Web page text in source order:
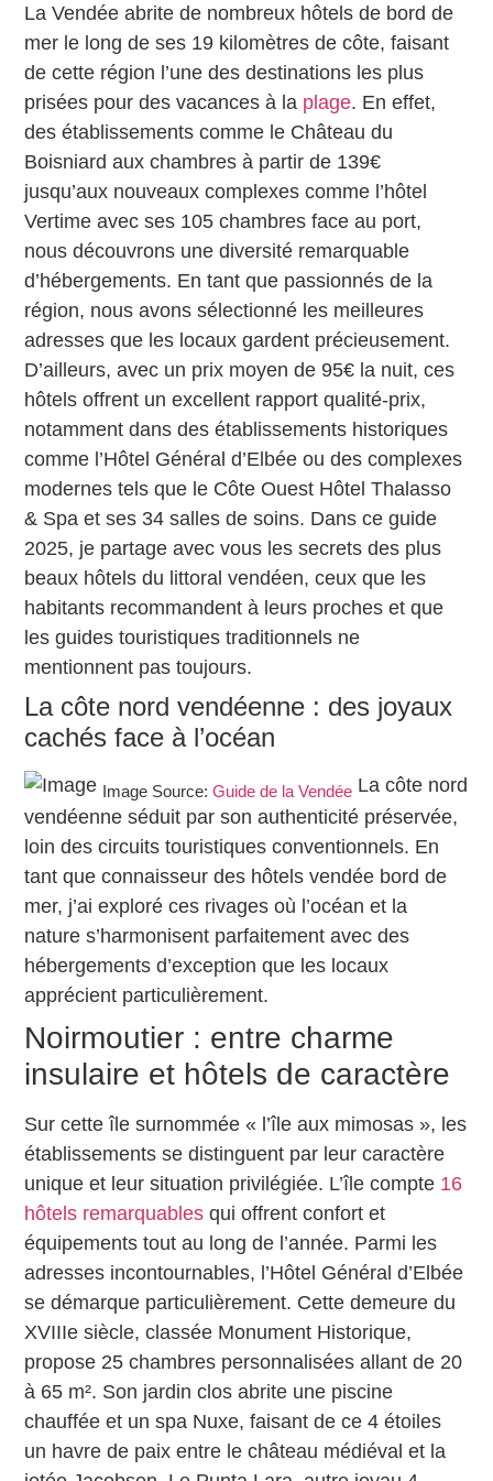
La Vendée abrite de nombreux hôtels de bord de
mer le long de ses 19 kilomètres de côte, faisant
de cette région l’une des destinations les plus
prisées pour des vacances à la plage. En effet,
des établissements comme le Château du
Boisniard aux chambres à partir de 139€
jusqu’aux nouveaux complexes comme l’hôtel
Vertime avec ses 105 chambres face au port,
nous découvrons une diversité remarquable
d’hébergements. En tant que passionnés de la
région, nous avons sélectionné les meilleures
adresses que les locaux gardent précieusement.
D’ailleurs, avec un prix moyen de 95€ la nuit, ces
hôtels offrent un excellent rapport qualité-prix,
notamment dans des établissements historiques
comme l’Hôtel Général d’Elbée ou des complexes
modernes tels que le Côte Ouest Hôtel Thalasso
& Spa et ses 34 salles de soins. Dans ce guide
2025, je partage avec vous les secrets des plus
beaux hôtels du littoral vendéen, ceux que les
habitants recommandent à leurs proches et que
les guides touristiques traditionnels ne
mentionnent pas toujours.
La côte nord vendéenne : des joyaux
cachés face à l’océan
Image Source:Guide de la Vendée La côte nord
vendéenne séduit par son authenticité préservée,
loin des circuits touristiques conventionnels. En
tant que connaisseur des hôtels vendée bord de
mer, j’ai exploré ces rivages où l’océan et la
nature s’harmonisent parfaitement avec des
hébergements d’exception que les locaux
apprécient particulièrement.
Noirmoutier : entre charme
insulaire et hôtels de caractère
Sur cette île surnommée « l’île aux mimosas », les
établissements se distinguent par leur caractère
unique et leur situation privilégiée. L’île compte 16
hôtels remarquables qui offrent confort et
équipements tout au long de l’année. Parmi les
adresses incontournables, l’Hôtel Général d’Elbée
se démarque particulièrement. Cette demeure du
XVIIIe siècle, classée Monument Historique,
propose 25 chambres personnalisées allant de 20
à 65 m². Son jardin clos abrite une piscine
chauffée et un spa Nuxe, faisant de ce 4 étoiles
un havre de paix entre le château médiéval et la